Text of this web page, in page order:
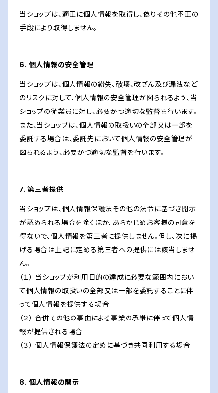
当ショップは、適正に個人情報を取得し、偽りその他不正の
手段により取得しません。
6. 個人情報の安全管理
当ショップは、個人情報の紛失、破壊、改ざん及び漏洩など
のリスクに対して、個人情報の安全管理が図られるよう、当
ショップの従業員に対し、必要かつ適切な監督を行います。
また、当ショップは、個人情報の取扱いの全部又は一部を
委託する場合は、委託先において個人情報の安全管理が
図られるよう、必要かつ適切な監督を行います。
7. 第三者提供
当ショップは、個人情報保護法その他の法令に基づき開示
が認められる場合を除くほか、あらかじめお客様の同意を
得ないで、個人情報を第三者に提供しません。但し、次に掲
げる場合は上記に定める第三者への提供には該当しませ
ん。
（１） 当ショップが利用目的の達成に必要な範囲内におい
て個人情報の取扱いの全部又は一部を委託することに伴
って個人情報を提供する場合
（２） 合併その他の事由による事業の承継に伴って個人情
報が提供される場合
（３） 個人情報保護法の定めに基づき共同利用する場合
8. 個人情報の開示